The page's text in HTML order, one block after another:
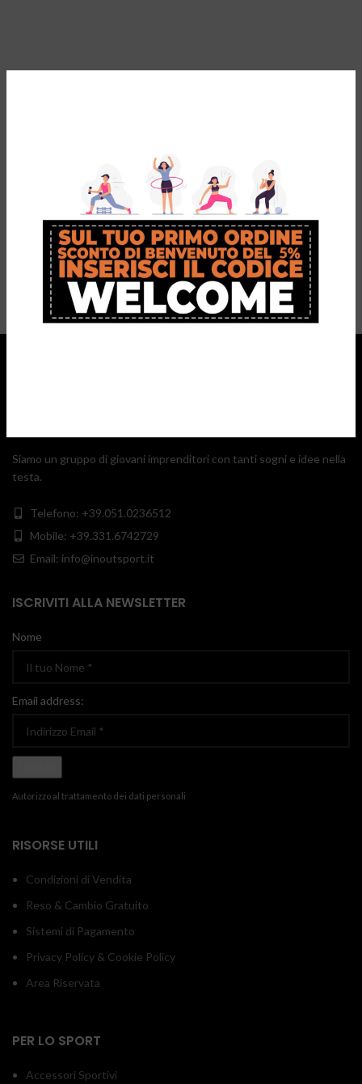
Siamo un gruppo di giovani imprenditori con tanti sogni e idee nella
testa.
Telefono: +39.051.0236512
Mobile: +39.331.6742729
Email: info@inoutsport.it
ISCRIVITI ALLA NEWSLETTER
Nome
Email address:
Autorizzo al trattamento dei dati personali
RISORSE UTILI
Condizioni di Vendita
Reso & Cambio Gratuito
Sistemi di Pagamento
Privacy Policy & Cookie Policy
Area Riservata
PER LO SPORT
Accessori Sportivi